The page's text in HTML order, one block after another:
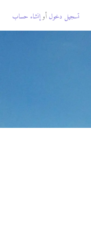
تسجيل دخول أوإنشاء حساب